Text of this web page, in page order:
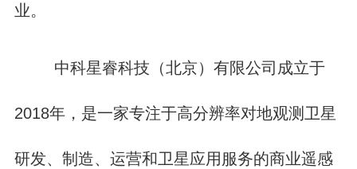
业。
中科星睿科技（北京）有限公司成立于
2018年，是一家专注于高分辨率对地观测卫星
研发、制造、运营和卫星应用服务的商业遥感